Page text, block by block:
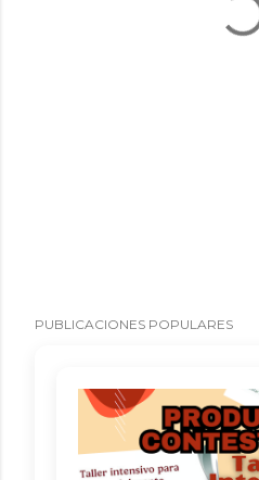
PUBLICACIONES POPULARES